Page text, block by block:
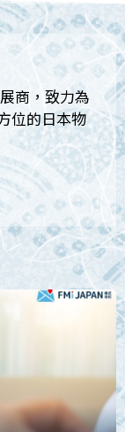
商，致力為
位的日本物